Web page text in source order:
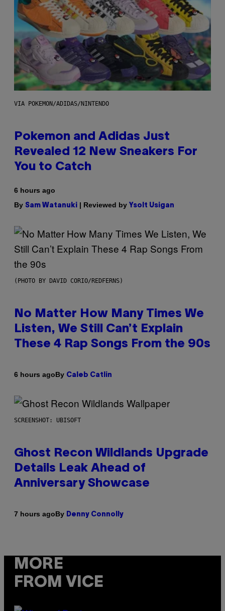
VIA POKEMON/ADIDAS/NINTENDO
Pokemon and Adidas Just
Revealed 12 New Sneakers For
You to Catch
6 hours ago
By Sam Watanuki | Reviewed by Ysolt Usigan
(PHOTO BY DAVID CORIO/REDFERNS)
No Matter How Many Times We
Listen, We Still Can’t Explain
These 4 Rap Songs From the 90s
6 hours agoBy Caleb Catlin
SCREENSHOT: UBISOFT
Ghost Recon Wildlands Upgrade
Details Leak Ahead of
Anniversary Showcase
7 hours agoBy Denny Connolly
MORE
FROM VICE